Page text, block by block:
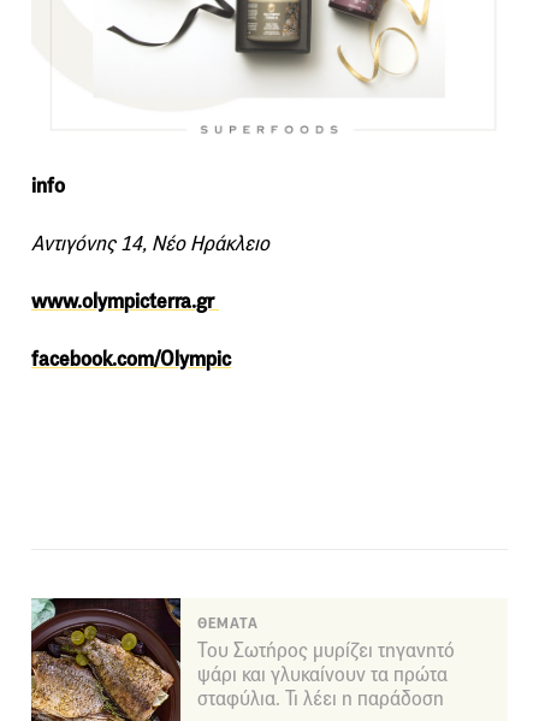
info
Αντιγόνης 14, Νέο Ηράκλειο
www.olympicterra.gr
facebook.com/Olympic
ΘΕΜΑΤΑ
Του Σωτήρος μυρίζει τηγανητό
ψάρι και γλυκαίνουν τα πρώτα
σταφύλια. Τι λέει η παράδοση